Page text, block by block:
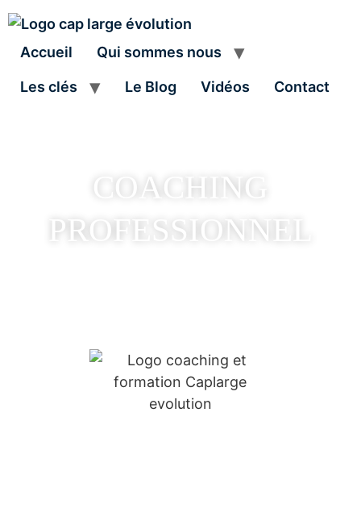
Accueil Qui sommes nous
Les clés Le Blog Vidéos Contact
COACHING
PROFESSIONNEL